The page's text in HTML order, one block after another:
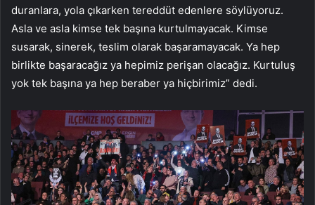
duranlara, yola çıkarken tereddüt edenlere söylüyoruz.
Asla ve asla kimse tek başına kurtulmayacak. Kimse
susarak, sinerek, teslim olarak başaramayacak. Ya hep
birlikte başaracağız ya hepimiz perişan olacağız. Kurtuluş
yok tek başına ya hep beraber ya hiçbirimiz” dedi.